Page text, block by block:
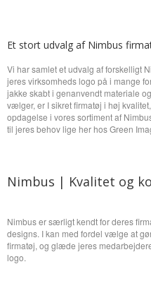
Et stort udvalg af Nimbus
Vi har samlet et udvalg af forskelligt
jeres virksomheds logo på i mange
jakke skabt i genanvendt materiale
vælger, er I sikret firmatøj i høj
opdagelse i vores sortiment af
til jeres behov lige her hos Green
Nimbus | Kvalitet og
Nimbus er særligt kendt for deres
designs. I kan med fordel vælge at
firmatøj, og glæde jeres
logo.